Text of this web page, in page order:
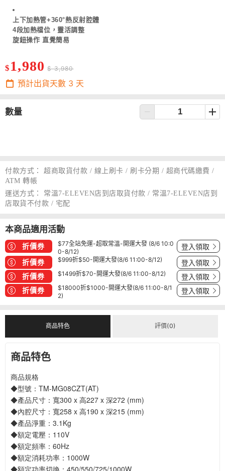
上下加熱管+360°熱反射腔體
4段加熱檔位，靈活調整
旋鈕操作 直覺簡易
$ 1,980 $ 3,980
預計出貨天數 3 天
數量
付款方式：
超商取貨付款 / 線上刷卡 / 刷卡分期 / 超商代碼繳費 /
ATM 轉帳
運送方式：
常溫7-ELEVEN店到店取貨付款 / 常溫7-ELEVEN店到
店取貨不付款 / 宅配
本商品適用活動
折價券
$77全站免運-超取常溫-開運大發 (8/6 10:0
0-8/12)
登入領取
折價券 $999折$50-開運大發(8/6 11:00-8/12) 登入領取
折價券 $1499折$70-開運大發(8/6 11:00-8/12) 登入領取
折價券
$18000折$1000-開運大發(8/6 11:00-8/1
2)
登入領取
商品特色 評價(0)
商品特色
商品規格
◆型號：TM-MG08CZT(AT)
◆產品尺寸：寬300 x 高227 x 深272 (mm)
◆內腔尺寸：寬258 x 高190 x 深215 (mm)
◆產品淨重：3.1Kg
◆額定電壓：110V
◆額定頻率：60Hz
◆額定消耗功率：1000W
◆額定功率切換：450/550/725/1000W